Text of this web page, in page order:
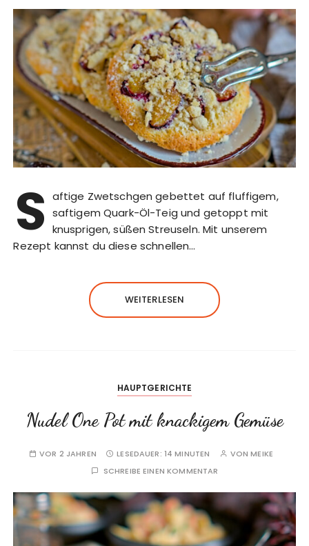
S aftige Zwetschgen gebettet auf fluffigem,
saftigem Quark-Öl-Teig und getoppt mit
knusprigen, süßen Streuseln. Mit unserem
Rezept kannst du diese schnellen…
WEITERLESEN
HAUPTGERICHTE
Nudel One Pot mit knackigem Gemüse
VOR 2 JAHREN LESEDAUER: 14 MINUTEN VONMEIKE
SCHREIBE EINEN KOMMENTAR